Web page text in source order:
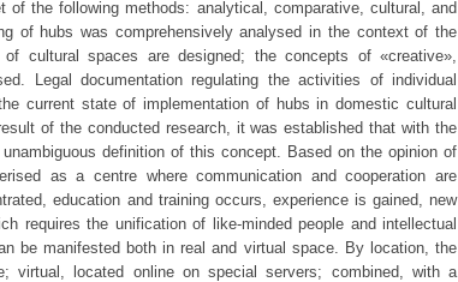
the following methods: analytical, comparative, cultural, and
of hubs was comprehensively analysed in the context of the
cultural spaces are designed; the concepts of «creative»,
Legal documentation regulating the activities of individual
current state of implementation of hubs in domestic cultural
of the conducted research, it was established that with the
definition of this concept. Based on the opinion of
as a centre where communication and cooperation are
education and training occurs, experience is gained, new
requires the unification of like-minded people and intellectual
be manifested both in real and virtual space. By location, the
virtual, located online on special servers; combined, with a